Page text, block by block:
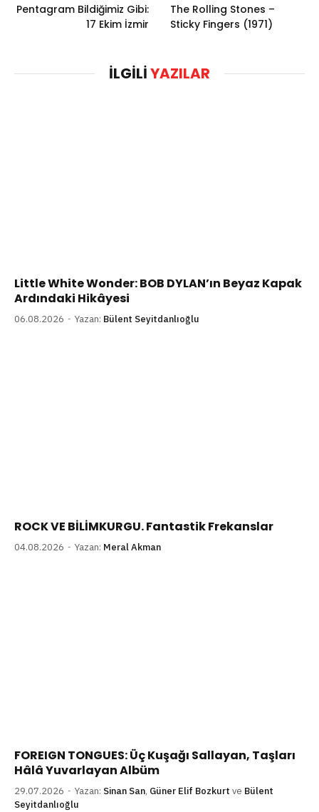
Pentagram Bildiğimiz Gibi:
17 Ekim İzmir
The Rolling Stones –
Sticky Fingers (1971)
İLGILIYAZILAR
Little White Wonder: BOB DYLAN’ın Beyaz Kapak
Ardındaki Hikâyesi
06.08.2026 Yazan: Bülent Seyitdanlıoğlu
ROCK VE BİLİMKURGU. Fantastik Frekanslar
04.08.2026 Yazan: Meral Akman
FOREIGN TONGUES: Üç Kuşağı Sallayan, Taşları
Hâlâ Yuvarlayan Albüm
29.07.2026 Yazan: Sinan San, Güner Elif Bozkurt ve Bülent
Seyitdanlıoğlu